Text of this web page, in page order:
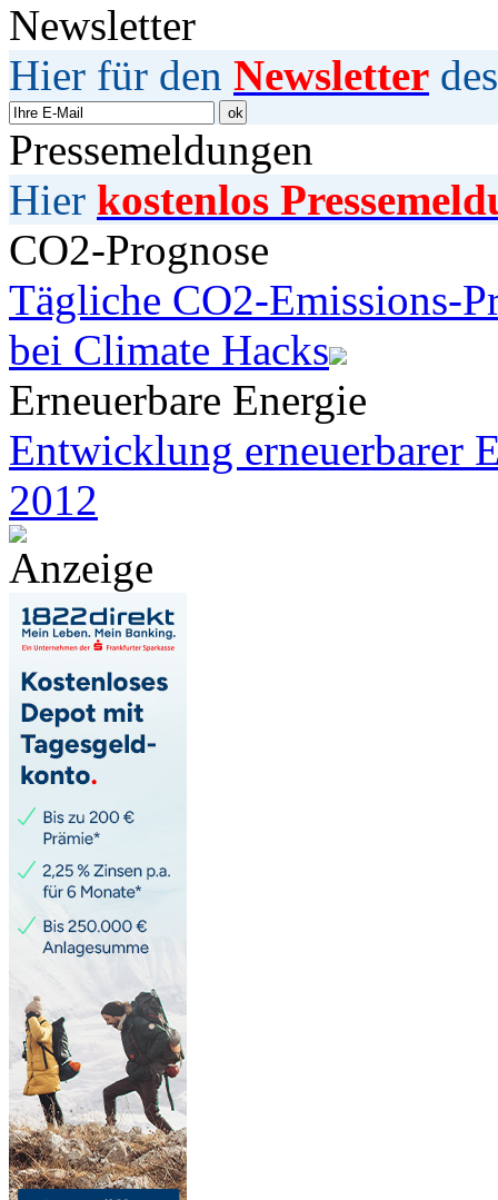
Newsletter
Hier für den Newsletter
Pressemeldungen
Hier kostenlos
CO2-Prognose
Tägliche CO2-Emissions-
bei Climate Hacks
Erneuerbare Energie
Entwicklung erneuerbarer
2012
Anzeige